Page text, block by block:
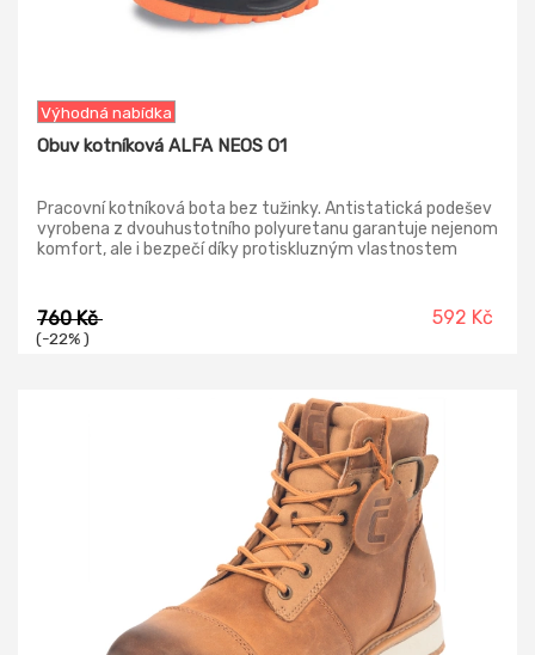
Výhodná nabídka
Obuv kotníková ALFA NEOS O1
Pracovní kotníková bota bez tužinky. Antistatická podešev
vyrobena z dvouhustotního polyuretanu garantuje nejenom
komfort, ale i bezpečí díky protiskluzným vlastnostem
prodyšného materiálu Airnet Mesh. Tento model patří do
kolekce Basic Neos. Svršek: štípaná kůže Podešev:
dvouhustotní polyuretan Podšívka: polyester mesh Norma:
760 Kč
(-22% )
592 Kč